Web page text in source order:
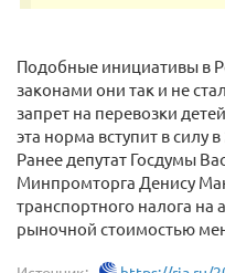
Подобные инициативы в
законами они так и не
запрет на перевозки
эта норма вступит в силу в
Ранее депутат Госдумы
Минпромторга Денису
транспортного налога на
рыночной стоимостью